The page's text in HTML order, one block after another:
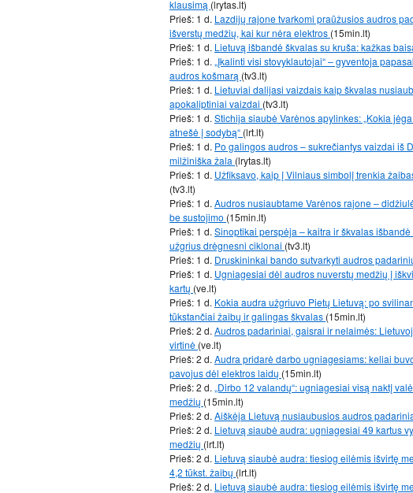
klausimą (lrytas.lt)
Prieš: 1 d. Lazdijų rajone tvarkomi praūžusios audros
išverstų medžių, kai kur nėra elektros (15min.lt)
Prieš: 1 d. Lietuvą išbandė škvalas su kruša: kažkas
Prieš: 1 d. „Įkalinti visi stovyklautojai“ – gyventoja
audros košmarą (tv3.lt)
Prieš: 1 d. Lietuviai dalijasi vaizdais kaip škvalas
apokaliptiniai vaizdai (tv3.lt)
Prieš: 1 d. Stichija siaubė Varėnos apylinkes: „Kokia
atnešė į sodybą“ (lrt.lt)
Prieš: 1 d. Po galingos audros – sukrečiantys vaizdai iš
milžiniška žala (lrytas.lt)
Prieš: 1 d. Užfiksavo, kaip į Vilniaus simbolį trenkia
(tv3.lt)
Prieš: 1 d. Audros nusiaubtame Varėnos rajone –
be sustojimo (15min.lt)
Prieš: 1 d. Sinoptikai perspėja – kaitra ir škvalas
užgrius drėgnesni ciklonai (tv3.lt)
Prieš: 1 d. Druskininkai bando sutvarkyti audros
Prieš: 1 d. Ugniagesiai dėl audros nuverstų medžių į
kartų (ve.lt)
Prieš: 1 d. Kokia audra užgriuvo Pietų Lietuvą: po
tūkstančiai žaibų ir galingas škvalas (15min.lt)
Prieš: 2 d. Audros padariniai, gaisrai ir nelaimės:
virtinė (ve.lt)
Prieš: 2 d. Audra pridarė darbo ugniagesiams: keliai
pavojus dėl elektros laidų (15min.lt)
Prieš: 2 d. „Dirbo 12 valandų“: ugniagesiai visą naktį
medžių (15min.lt)
Prieš: 2 d. Aiškėja Lietuvą nusiaubusios audros
Prieš: 2 d. Lietuvą siaubė audra: ugniagesiai 49 kartus
medžių (lrt.lt)
Prieš: 2 d. Lietuvą siaubė audra: tiesiog eilėmis išvirtę
4,2 tūkst. žaibų (lrt.lt)
Prieš: 2 d. Lietuvą siaubė audra: tiesiog eilėmis išvirtę